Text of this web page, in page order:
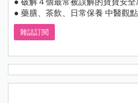
● 破解４個最常被誤解的寶寶安全
● 藥膳、茶飲、日常保養 中醫觀
雜誌訂閱